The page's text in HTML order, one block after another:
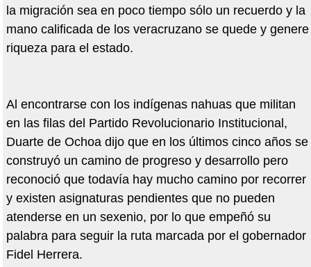
la migración sea en poco tiempo sólo un recuerdo y la
mano calificada de los veracruzano se quede y genere
riqueza para el estado.
Al encontrarse con los indígenas nahuas que militan
en las filas del Partido Revolucionario Institucional,
Duarte de Ochoa dijo que en los últimos cinco años se
construyó un camino de progreso y desarrollo pero
reconoció que todavía hay mucho camino por recorrer
y existen asignaturas pendientes que no pueden
atenderse en un sexenio, por lo que empeñó su
palabra para seguir la ruta marcada por el gobernador
Fidel Herrera.